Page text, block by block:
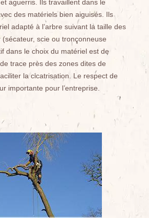
aguerris. Ils travaillent dans le
des matériels bien aiguisés. Ils
adapté à l’arbre suivant la taille des
scie ou tronçonneuse
dans le choix du matériel est de
trace près des zones dites de
la cicatrisation. Le respect de
importante pour l’entreprise.